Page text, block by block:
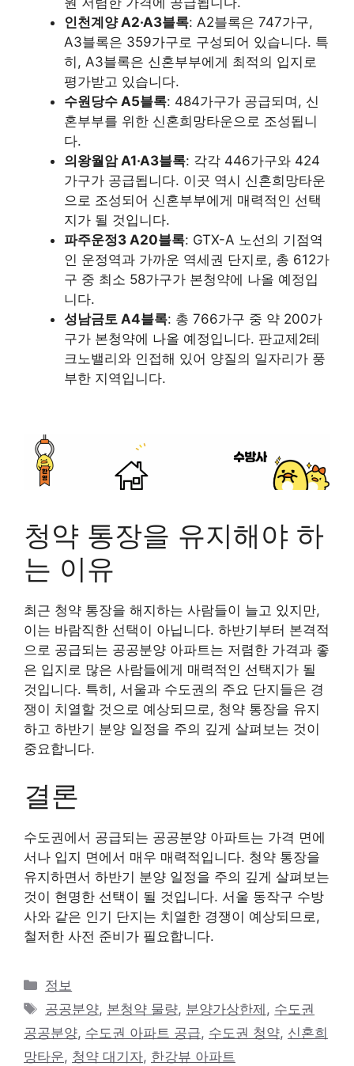
인천계양 A2·A3블록: A2블록은 747가구,
A3블록은 359가구로 구성되어 있습니다. 특
히, A3블록은 신혼부부에게 최적의 입지로
평가받고 있습니다.
수원당수 A5블록: 484가구가 공급되며, 신
혼부부를 위한 신혼희망타운으로 조성됩니
다.
의왕월암 A1·A3블록: 각각 446가구와 424
가구가 공급됩니다. 이곳 역시 신혼희망타운
으로 조성되어 신혼부부에게 매력적인 선택
지가 될 것입니다.
파주운정3 A20블록: GTX-A 노선의 기점역
인 운정역과 가까운 역세권 단지로, 총 612가
구 중 최소 58가구가 본청약에 나올 예정입
니다.
성남금토 A4블록: 총 766가구 중 약 200가
구가 본청약에 나올 예정입니다. 판교제2테
크노밸리와 인접해 있어 양질의 일자리가 풍
부한 지역입니다.
청약 통장을 유지해야 하
는 이유
최근 청약 통장을 해지하는 사람들이 늘고 있지만,
이는 바람직한 선택이 아닙니다. 하반기부터 본격적
으로 공급되는 공공분양 아파트는 저렴한 가격과 좋
은 입지로 많은 사람들에게 매력적인 선택지가 될
것입니다. 특히, 서울과 수도권의 주요 단지들은 경
쟁이 치열할 것으로 예상되므로, 청약 통장을 유지
하고 하반기 분양 일정을 주의 깊게 살펴보는 것이
중요합니다.
결론
수도권에서 공급되는 공공분양 아파트는 가격 면에
서나 입지 면에서 매우 매력적입니다. 청약 통장을
유지하면서 하반기 분양 일정을 주의 깊게 살펴보는
것이 현명한 선택이 될 것입니다. 서울 동작구 수방
사와 같은 인기 단지는 치열한 경쟁이 예상되므로,
철저한 사전 준비가 필요합니다.
카
테
리
정보
태
그
공공분양, 본청약 물량, 분양가상한제 , 수도권
공공분양, 수도권 아파트 공급, 수도권 청약, 신혼희
망타운, 청약 대기자, 한강뷰 아파트